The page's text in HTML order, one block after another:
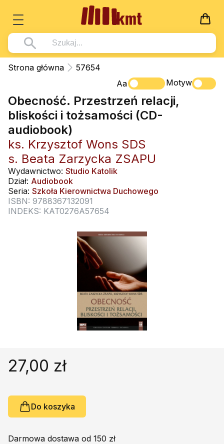
Książki
Wszystko z kategorii - Książki
Pismo Święte
Kościół Katolicki
Duszpasterstwo
Teologia
Życie chrześcijańskie
Duchowość
Literatura piękna
Książki obcojęzyczne
Wszystko z kategorii - Multimedia
DVD
CD-ROM
Muzyka
Rekolekcje i inne na CD
Śpiew i modlitwa
Muzyka klasyczna
Dla Dzieci
Wszystko z kategorii - Dla Dzieci
Literatura (D)
Płyty, DVD (D)
Podręczniki i pomoce dydaktyczne
Podręczniki
Wszystko z kategorii - Podręczniki
Podręczniki i pomoce dydaktyczne
Zabawa i Nauka
Nowości
Zaloguj się
Strona główna
57654
Aa
Motyw
Obecność. Przestrzeń relacji,
bliskości i tożsamości (CD-
audiobook)
ks. Krzysztof Wons SDS
s. Beata Zarzycka ZSAPU
Wydawnictwo: Studio Katolik
Dział: Audiobook
Seria: Szkoła Kierownictwa Duchowego
ISBN: 9788367132091
INDEKS: KAT0276A57654
27,00 zł
Do koszyka
Darmowa dostawa od 150 zł